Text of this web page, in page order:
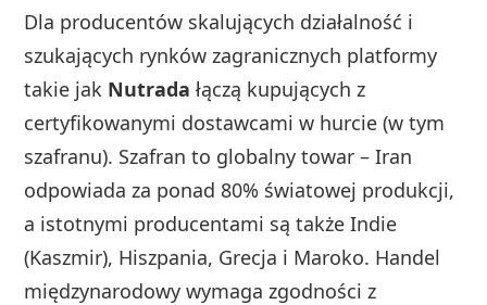
Dla producentów skalujących działalność i
szukających rynków zagranicznych platformy
takie jak Nutrada łączą kupujących z
certyfikowanymi dostawcami w hurcie (w tym
szafranu). Szafran to globalny towar – Iran
odpowiada za ponad 80% światowej produkcji,
a istotnymi producentami są także Indie
(Kaszmir), Hiszpania, Grecja i Maroko. Handel
międzynarodowy wymaga zgodności z